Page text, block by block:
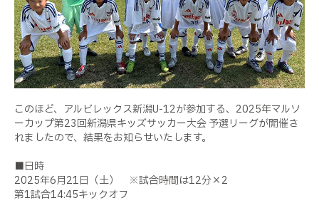
このほど、アルビレックス新潟U-12が参加する、 2025年マルソ
ーカップ第23回新潟県キッズサッカー大会予選リーグが開催さ
れましたので、結果をお知らせいたします。
■日時
2025年6月21日（土） ※試合時間は12分×2
第1試合14:45キックオフ